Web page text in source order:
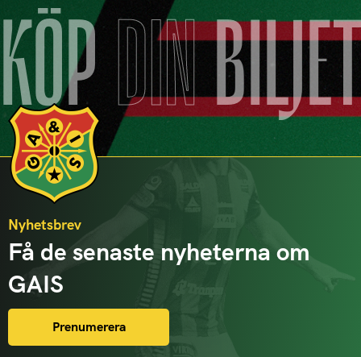
KÖPDIN
Nyhetsbrev
Få de senaste nyheterna om
GAIS
Prenumerera